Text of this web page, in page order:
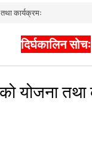
कार्यक्रमः
दिर्घकालिन सोचः
तथा